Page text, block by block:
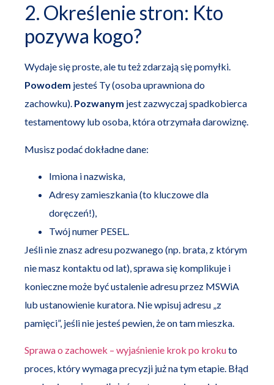
2. Określenie stron: Kto
pozywa kogo?
Wydaje się proste, ale tu też zdarzają się pomyłki.
Powodem jesteś Ty (osoba uprawniona do
zachowku). Pozwanym jest zazwyczaj spadkobierca
testamentowy lub osoba, która otrzymała darowiznę.
Musisz podać dokładne dane:
Imiona i nazwiska,
Adresy zamieszkania (to kluczowe dla
doręczeń!),
Twój numer PESEL.
Jeśli nie znasz adresu pozwanego (np. brata, z którym
nie masz kontaktu od lat), sprawa się komplikuje i
konieczne może być ustalenie adresu przez MSWiA
lub ustanowienie kuratora. Nie wpisuj adresu „z
pamięci”, jeśli nie jesteś pewien, że on tam mieszka.
Sprawa o zachowek – wyjaśnienie krok po krokuto
proces, który wymaga precyzji już na tym etapie. Błąd